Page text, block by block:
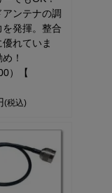
アンテナの調
を発揮。整合
れていま
！
）【
(税込)